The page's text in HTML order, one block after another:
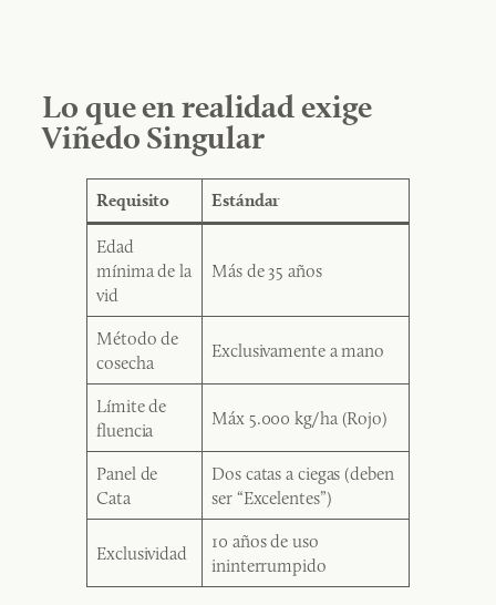
Lo que en realidad exige
Viñedo Singular
Requisito Estándar
Edad
mínima de la
vid
Más de 35 años
Método de
cosecha
Exclusivamente a mano
Límite de
fluencia
Máx 5.000 kg/ha (Rojo)
Panel de
Cata
Dos catas a ciegas (deben
ser “Excelentes”)
Exclusividad
10 años de uso
ininterrumpido